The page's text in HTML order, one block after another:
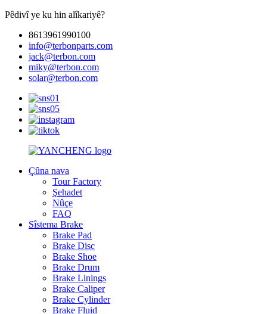
Pêdivî ye ku hin alîkariyê?
8613961990100
info@terbonparts.com
jack@terbon.com
miky@terbon.com
solar@terbon.com
Çûna nava
Tour Factory
Şehadet
Nûçe
FAQ
Sîstema Brake
Brake Pad
Brake Disc
Brake Shoe
Brake Drum
Brake Linings
Brake Caliper
Brake Cylinder
Brake Fluid